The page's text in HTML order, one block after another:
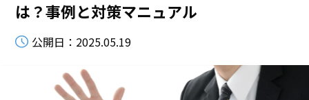
は？事例と対策マニュアル
公開日：2025.05.19